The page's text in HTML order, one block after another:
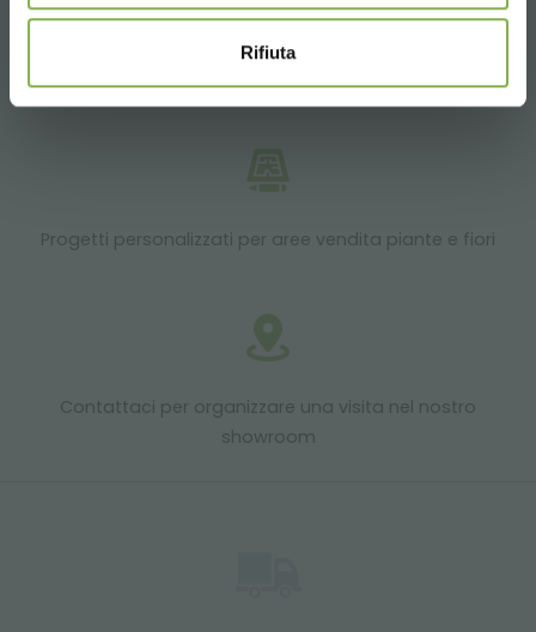
Rifiuta
Progetti personalizzati per aree vendita piante e fiori
Contattaci per organizzare una visita nel nostro
showroom